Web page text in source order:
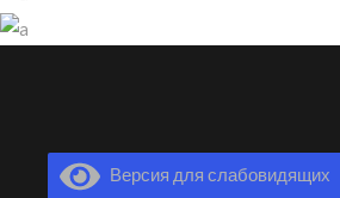
Версия для слабовидящих